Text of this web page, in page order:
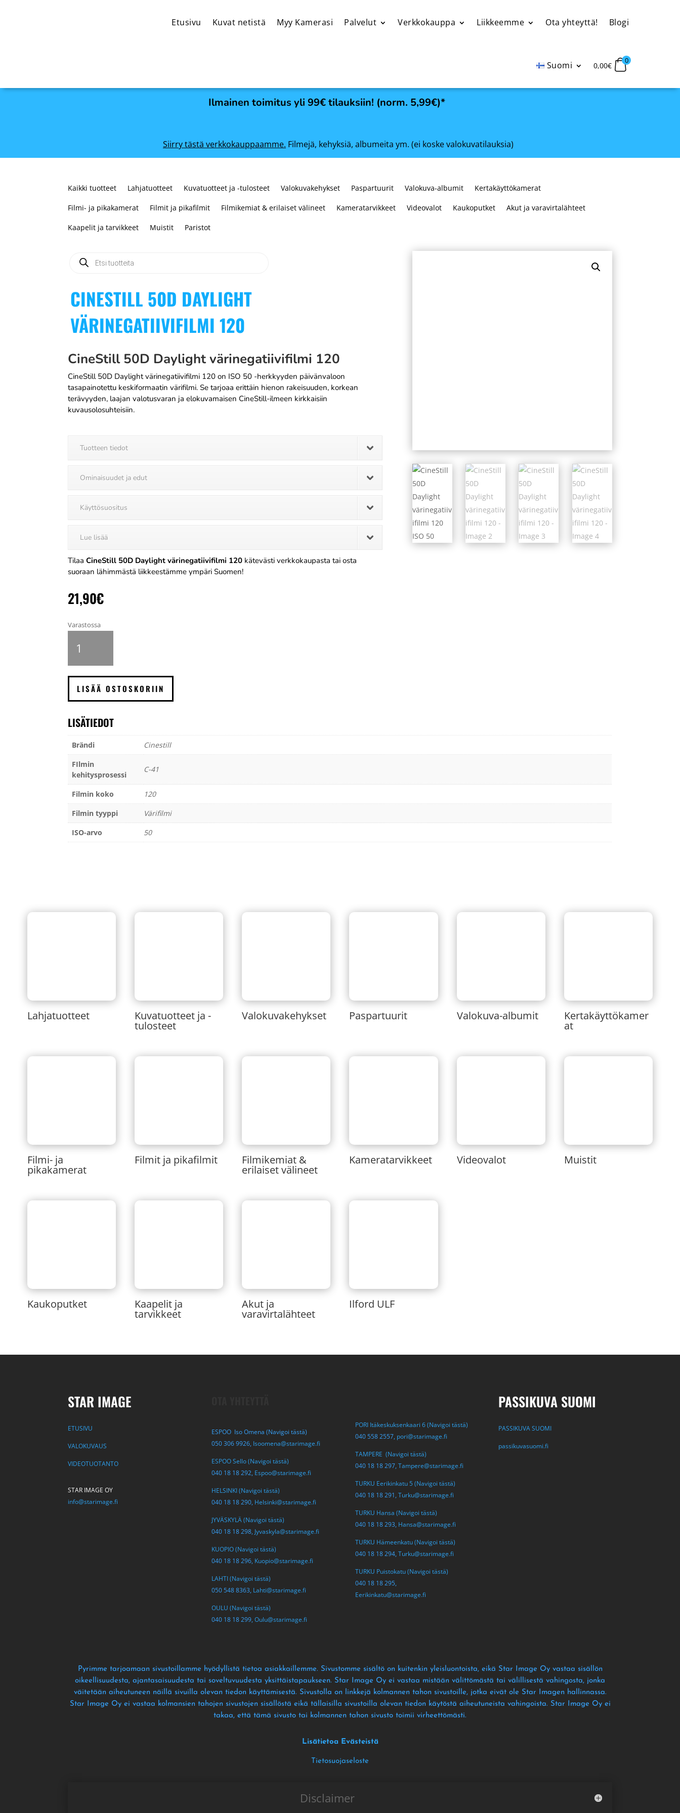
Etusivu Kuvat netistä Myy Kamerasi Palvelut Verkkokauppa Liikkeemme Ota yhteyttä! Blogi
Suomi 0,00€
0
Ilmainen toimitus yli 99€ tilauksiin! (norm. 5,99€)*
Siirry tästä verkkokauppaamme. Filmejä, kehyksiä, albumeita ym. (ei koske valokuvatilauksia)
Kaikki tuotteet Lahjatuotteet Kuvatuotteet ja -tulosteet Valokuvakehykset Paspartuurit Valokuva-albumit Kertakäyttökamerat
Filmi- ja pikakamerat Filmit ja pikafilmit Filmikemiat & erilaiset välineet Kameratarvikkeet Videovalot Kaukoputket Akut ja varavirtalähteet
Kaapelit ja tarvikkeet Muistit Paristot
Products
search
CINESTILL 50D DAYLIGHT
VÄRINEGATIIVIFILMI 120
CineStill 50D Daylight värinegatiivifilmi 120
CineStill 50D Daylight värinegatiivifilmi 120 on ISO 50 -herkkyyden päivänvaloon
tasapainotettu keskiformaatin värifilmi. Se tarjoaa erittäin hienon rakeisuuden, korkean
terävyyden, laajan valotusvaran ja elokuvamaisen CineStill-ilmeen kirkkaisiin
kuvausolosuhteisiin.
Tuotteen tiedot
Ominaisuudet ja edut
Käyttösuositus
Lue lisää
TilaaCineStill 50D Daylight värinegatiivifilmi 120 kätevästi verkkokaupasta tai osta
suoraan lähimmästä liikkeestämme ympäri Suomen!
21,90€
Varastossa
50D
määrä
LISÄÄ OSTOSKORIIN
LISÄTIEDOT
Brändi
Cinestill
FIlmin
kehitysprosessi
C-41
Filmin koko
120
Filmin tyyppi
Värifilmi
ISO-arvo
50
Lahjatuotteet Kuvatuotteet ja -
tulosteet
Valokuvakehykset Paspartuurit Valokuva-albumit Kertakäyttökamer
at
Filmi- ja
pikakamerat
Filmit ja pikafilmit Filmikemiat &
erilaiset välineet
Kameratarvikkeet Videovalot Muistit
Kaukoputket Kaapelit ja
tarvikkeet
Akut ja
varavirtalähteet
Ilford ULF
STAR IMAGE
ETUSIVU
VALOKUVAUS
VIDEOTUOTANTO
STAR IMAGE OY
info@starimage.fi
ESPOO Iso Omena (Navigoi tästä)
050 306 9926, Isoomena@starimage.fi
ESPOO Sello (Navigoi tästä)
040 18 18 292, Espoo@starimage.fi
HELSINKI (Navigoi tästä)
040 18 18 290, Helsinki@starimage.fi
JYVÄSKYLÄ (Navigoi tästä)
040 18 18 298, Jyvaskyla@starimage.fi
KUOPIO (Navigoi tästä)
040 18 18 296, Kuopio@starimage.fi
LAHTI (Navigoi tästä)
050 548 8363, Lahti@starimage.fi
OULU (Navigoi tästä)
040 18 18 299, Oulu@starimage.fi
PORI Itäkeskuksenkaari 6 (Navigoi tästä)
040 558 2557, pori@starimage.fi
TAMPERE (Navigoi tästä)
040 18 18 297, Tampere@starimage.fi
TURKU Eerikinkatu 5 (Navigoi tästä)
040 18 18 291, Turku@starimage.fi
TURKU Hansa (Navigoi tästä)
040 18 18 293, Hansa@starimage.fi
TURKU Hämeenkatu (Navigoi tästä)
040 18 18 294, Turku@starimage.fi
TURKU Puistokatu (Navigoi tästä)
040 18 18 295,
Eerikinkatu@starimage.fi
PASSIKUVA SUOMI
PASSIKUVA SUOMI
passikuvasuomi.fi
Pyrimme tarjoamaan sivustoillamme hyödyllistä tietoa asiakkaillemme. Sivustomme sisältö on kuitenkin yleisluontoista, eikä Star Image Oy vastaa sisällön
oikeellisuudesta, ajantasaisuudesta tai soveltuvuudesta yksittäistapaukseen. Star Image Oy ei vastaa mistään välittömästä tai välillisestä vahingosta, jonka
väitetään aiheutuneen näillä sivuilla olevan tiedon käyttämisestä. Sivustolla on linkkejä kolmannen tahon sivustoille, jotka eivät ole Star Imagen hallinnassa.
Star Image Oy ei vastaa kolmansien tahojen sivustojen sisällöstä eikä tällaisilla sivustoilla olevan tiedon käytöstä aiheutuneista vahingoista. Star Image Oy ei
takaa, että tämä sivusto tai kolmannen tahon sivusto toimii virheettömästi.
Lisätietoa Evästeistä
Tietosuojaseloste
Disclaimer